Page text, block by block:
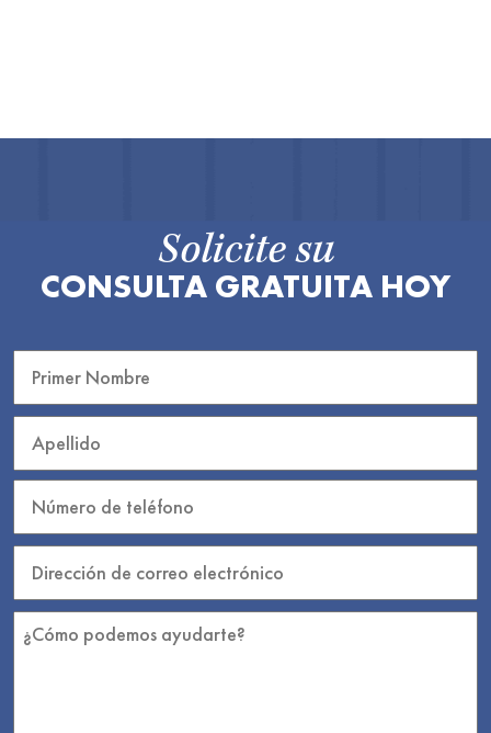
Solicite su
CONSULTA GRATUITA HOY